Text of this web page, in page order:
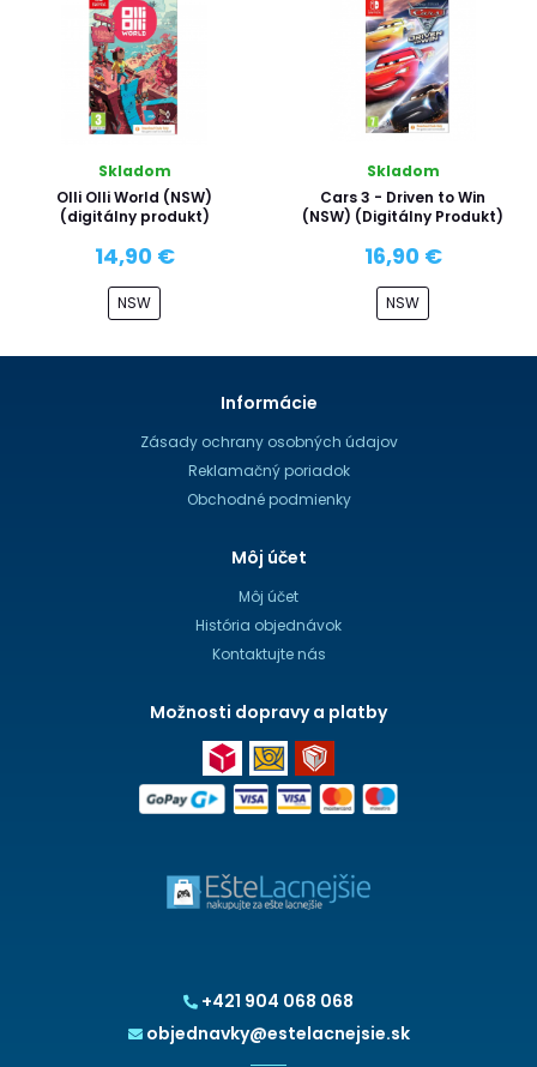
Skladom
Olli Olli World (NSW)
(digitálny produkt)
14,90 €
NSW
Skladom
Cars 3 - Driven to Win
(NSW) (Digitálny Produkt)
16,90 €
NSW
+421 904 068 068
objednavky@estelacnejsie.sk
Informácie
Zásady ochrany osobných údajov
Reklamačný poriadok
Obchodné podmienky
Môj účet
Môj účet
História objednávok
Kontaktujte nás
Možnosti dopravy a platby